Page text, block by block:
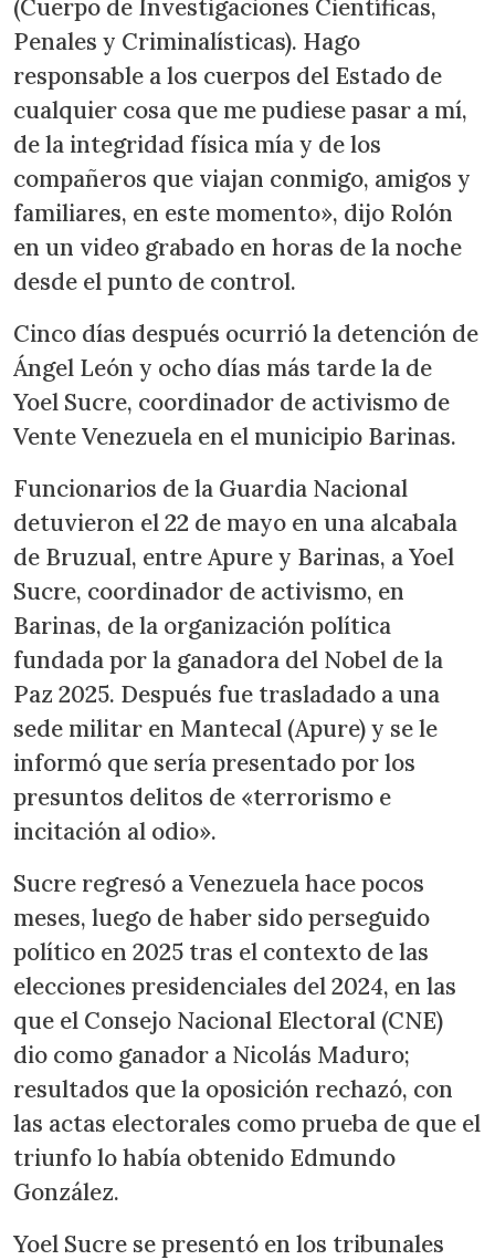
(Cuerpo de Investigaciones Científicas,
Penales y Criminalísticas). Hago
responsable a los cuerpos del Estado de
cualquier cosa que me pudiese pasar a mí,
de la integridad física mía y de los
compañeros que viajan conmigo, amigos y
familiares, en este momento», dijo Rolón
en un video grabado en horas de la noche
desde el punto de control.
Cinco días después ocurrió la detención de
Ángel León y ocho días más tarde la de
Yoel Sucre, coordinador de activismo de
Vente Venezuela en el municipio Barinas.
Funcionarios de la Guardia Nacional
detuvieron el 22 de mayo en una alcabala
de Bruzual, entre Apure y Barinas, a Yoel
Sucre, coordinador de activismo, en
Barinas, de la organización política
fundada por la ganadora del Nobel de la
Paz 2025. Después fue trasladado a una
sede militar en Mantecal (Apure) y se le
informó que sería presentado por los
presuntos delitos de «terrorismo e
incitación al odio».
Sucre regresó a Venezuela hace pocos
meses, luego de haber sido perseguido
político en 2025 tras el contexto de las
elecciones presidenciales del 2024, en las
que el Consejo Nacional Electoral (CNE)
dio como ganador a Nicolás Maduro;
resultados que la oposición rechazó, con
las actas electorales como prueba de que el
triunfo lo había obtenido Edmundo
González.
Yoel Sucre se presentó en los tribunales